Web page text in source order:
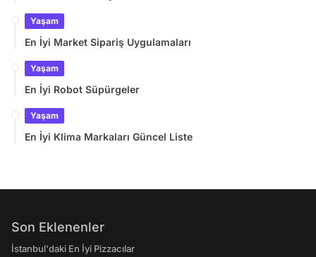
Yaşam
En İyi Market Sipariş Uygulamaları
Yaşam
En İyi Robot Süpürgeler
Yaşam
En İyi Klima Markaları Güncel Liste
Son Eklenenler
İstanbul'daki En İyi Pizzacılar